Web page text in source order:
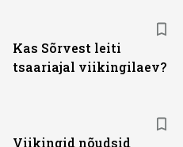
Kas Sõrvest leiti
tsaariajal viikingilaev?
Viikingid nõudsid